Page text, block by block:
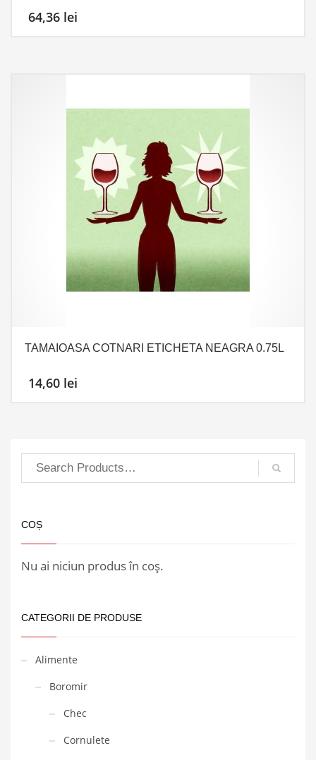
64,36 lei
TAMAIOASA COTNARI ETICHETA NEAGRA 0.75L
14,60 lei
COȘ
Nu ai niciun produs în coș.
CATEGORII DE PRODUSE
Alimente
Boromir
Chec
Cornulete